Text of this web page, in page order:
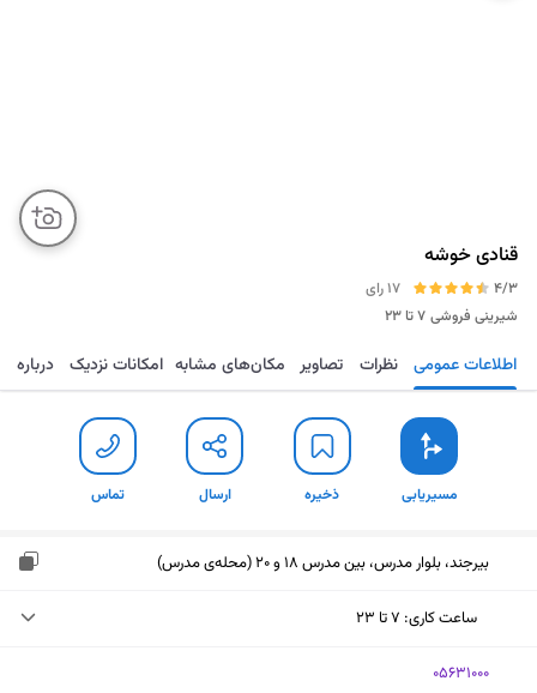
قنادی خوشه
4/3
17 رای
شیرینی فروشی ۷ تا ۲۳
مسیریابی ذخیره ارسال تماس اطلاعات عمومی نظرات تصاویر مکان‌های مشابه امکانات نزدیک درباره
مسیریابی ذخیره ارسال تماس
بیرجند، بلوار مدرس، بین مدرس 18 و 20 (محله‌ی مدرس)
ساعت کاری: ۷ تا ۲۳
یکشنبه (امروز)
‎05631000